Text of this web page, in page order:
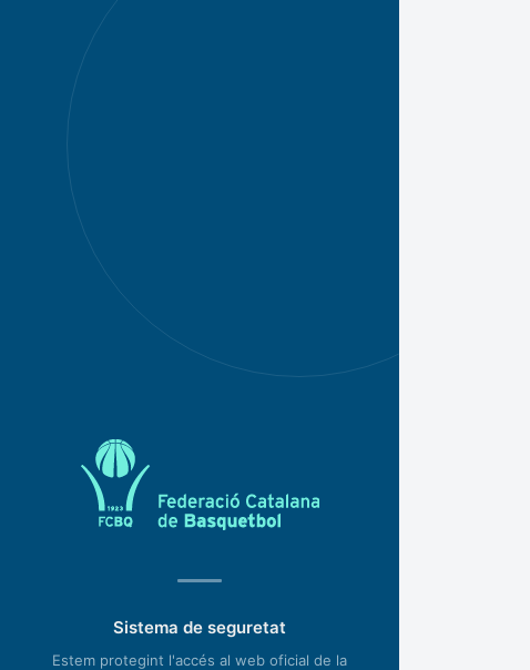
Sistema de seguretat
Estem protegint l'accés al web oficial de la